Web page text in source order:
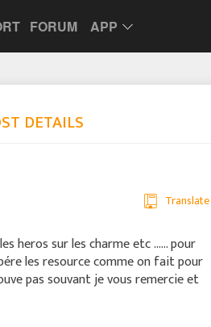
FORUM APP
DETAILS
Translate
heros sur les charme etc ...... pour
les resource comme on fait pour
pas souvant je vous remercie et